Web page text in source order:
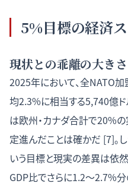
5%目標の経済
現状との乖離の大きさ
2025年において、全NATO
均2.3%に相当する5,740億
は欧州・カナダ合計で20%
定進んだことは確かだ [7]。し
いう目標と現実の差異は依
GDP比でさらに1.2〜2.7%